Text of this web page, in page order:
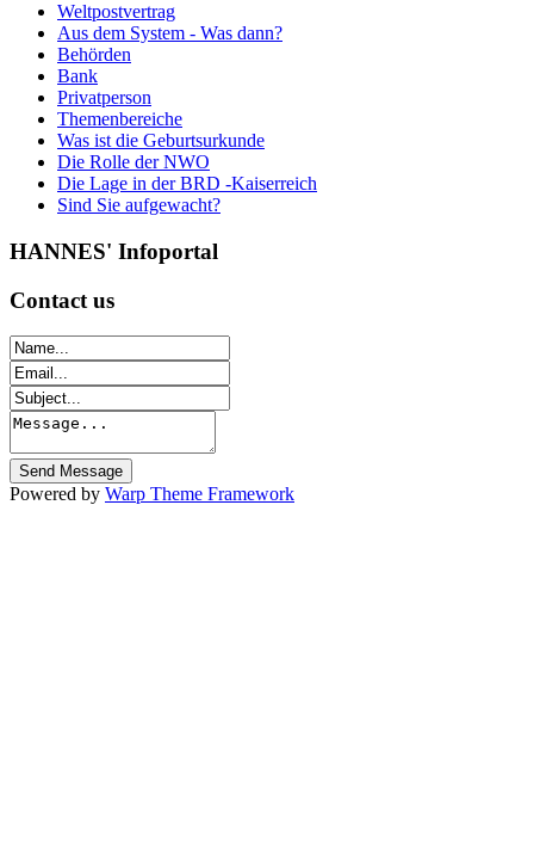
Weltpostvertrag
Aus dem System - Was dann?
Behörden
Bank
Privatperson
Themenbereiche
Was ist die Geburtsurkunde
Die Rolle der NWO
Die Lage in der BRD -Kaiserreich
Sind Sie aufgewacht?
HANNES' Infoportal
Contact us
Powered by Warp Theme Framework